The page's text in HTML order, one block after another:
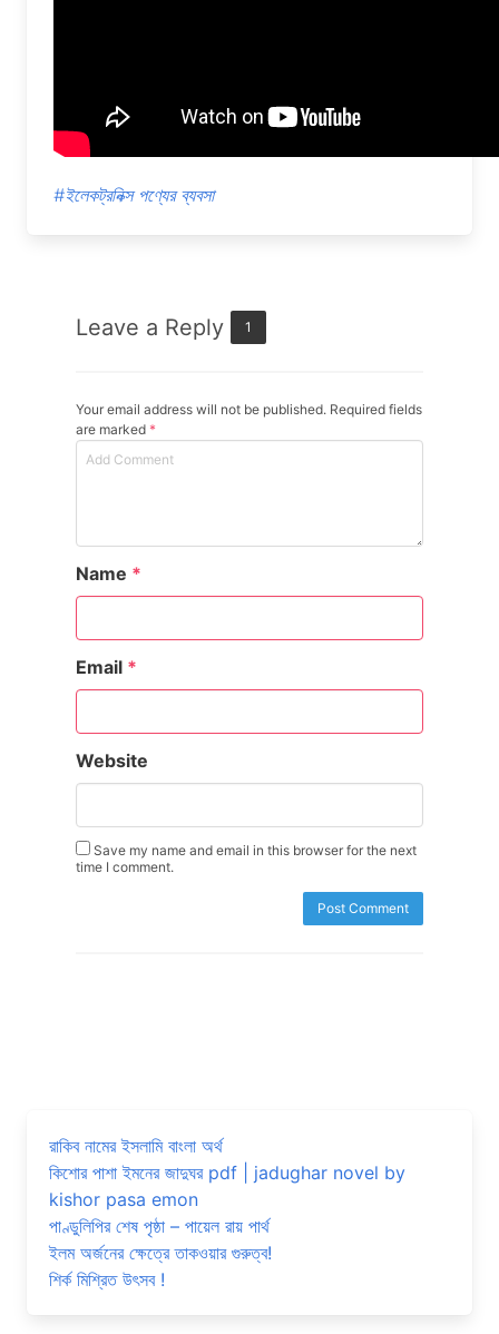
#ইলেকট্রনিক্স পণ্যের ব্যবসা
Leave a Reply 1
Your email address will not be published. Required fields
are marked *
Name *
Email *
Website
Save my name and email in this browser for the next
time I comment.
রাকিব নামের ইসলামি বাংলা অর্থ
কিশোর পাশা ইমনের জাদুঘর pdf | jadughar novel by
kishor pasa emon
পাণ্ডুলিপির শেষ পৃষ্ঠা – পায়েল রায় পার্থ
ইলম অর্জনের ক্ষেত্রে তাকওয়ার গুরুত্ব!
শির্ক মিশ্রিত উৎসব !